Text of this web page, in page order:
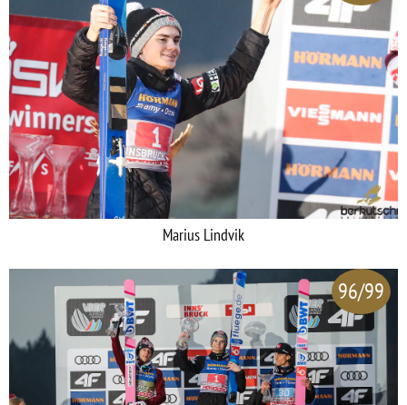
Marius Lindvik
96/99